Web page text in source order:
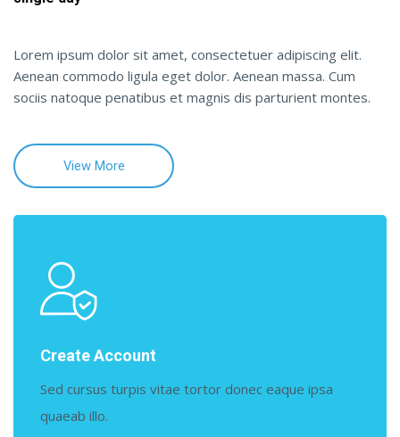
Lorem ipsum dolor sit amet, consectetuer adipiscing elit.
Aenean commodo ligula eget dolor. Aenean massa. Cum
sociis natoque penatibus et magnis dis parturient montes.
View More
Create Account
Sed cursus turpis vitae tortor donec eaque ipsa
quaeab illo.